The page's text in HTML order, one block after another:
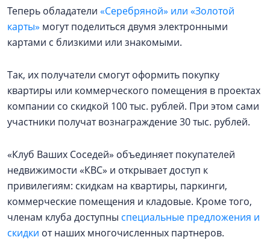
Теперь обладатели «Серебряной» или «Золотой
карты» могут поделиться двумя электронными
картами с близкими или знакомыми.
Так, их получатели смогут оформить покупку
квартиры или коммерческого помещения в проектах
компании со скидкой 100 тыс. рублей. При этом сами
участники получат вознаграждение 30 тыс. рублей.
«Клуб Ваших Соседей» объединяет покупателей
недвижимости «КВС» и открывает доступ к
привилегиям: скидкам на квартиры, паркинги,
коммерческие помещения и кладовые. Кроме того,
членам клуба доступны специальные предложения и
скидки от наших многочисленных партнеров.